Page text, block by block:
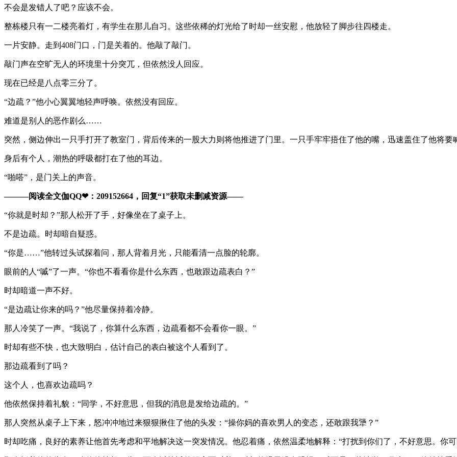
不会是发错人了吧？应该不会。
整栋楼只有一二楼亮着灯，有学生在那儿自习。这些依稀的灯光给了时却一丝安慰，他放轻了脚步往四楼走。
一片安静。走到408门口，门是关着的。他敲了敲门。
敲门声在空旷无人的环境里十分突兀，但依然没人回应。
现在已经是八点零三分了。
“边疏？”他小心翼翼地轻声呼唤。依然没有回应。
难道是别人的恶作剧么……
突然，侧边伸出一只手打开了教室门，背后传来的一股大力则将他推进了门里。一只手牢牢捂住了他的嘴，迅速盖住了他将要
身后有个人，潮热的呼吸都打在了他的耳边。
“啪嗒”，是门关上的声音。
———阅读全文伽QQ❤：209152664，回复“1”获取未删减资源—​​​​—
“你就是时却？”那人松开了手，好像坐在了桌子上。
不是边疏。时却暗自疑惑。
“你是……”他转过头试探着问，那人背着月光，只能看清一点脸的轮廓。
眼前的人“嘁”了一声。“你也不看看你是什么东西，也敢跟边疏表白？”
时却暗道一声不好。
“是边疏让你来的吗？”他尽量保持着冷静。
那人冷笑了一声。“我说了，你算什么东西，边疏看都不会看你一眼。”
时却有些不快，也大致明白，估计自己的表白被这个人看到了。
那边疏看到了吗？
这个人，也喜欢边疏吗？
他依然保持着礼貌：“同学，不好意思，但我的消息是发给边疏的。”
那人突然从桌子上下来，怒冲冲地过来狠狠揪住了他的头发：“操你妈的喜欢男人的变态，还敢跟我犟？”
时却吃痛，良好的素养让他首先考虑和平地解决这一突发情况。他忍着痛，依然温柔地解释：“打扰到你们了，不好意思。你